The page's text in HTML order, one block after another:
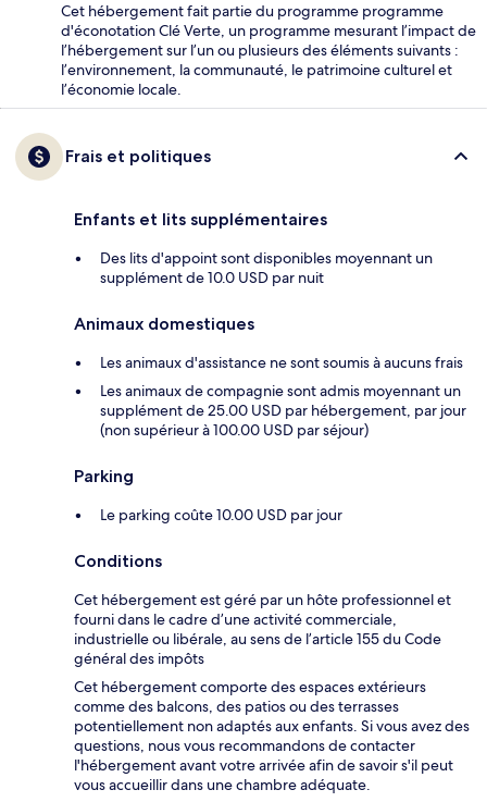
Cet hébergement fait partie du programme programme
d'éconotation Clé Verte, un programme mesurant l’impact de
l’hébergement sur l’un ou plusieurs des éléments suivants :
l’environnement, la communauté, le patrimoine culturel et
l’économie locale.
Frais et politiques
Enfants et lits supplémentaires
Des lits d'appoint sont disponibles moyennant un
supplément de 10.0 USD par nuit
Animaux domestiques
Les animaux d'assistance ne sont soumis à aucuns frais
Les animaux de compagnie sont admis moyennant un
supplément de 25.00 USD par hébergement, par jour
(non supérieur à 100.00 USD par séjour)
Parking
Le parking coûte 10.00 USD par jour
Conditions
Cet hébergement est géré par un hôte professionnel et
fourni dans le cadre d’une activité commerciale,
industrielle ou libérale, au sens de l’article 155 du Code
général des impôts
Cet hébergement comporte des espaces extérieurs
comme des balcons, des patios ou des terrasses
potentiellement non adaptés aux enfants. Si vous avez des
questions, nous vous recommandons de contacter
l'hébergement avant votre arrivée afin de savoir s'il peut
vous accueillir dans une chambre adéquate.